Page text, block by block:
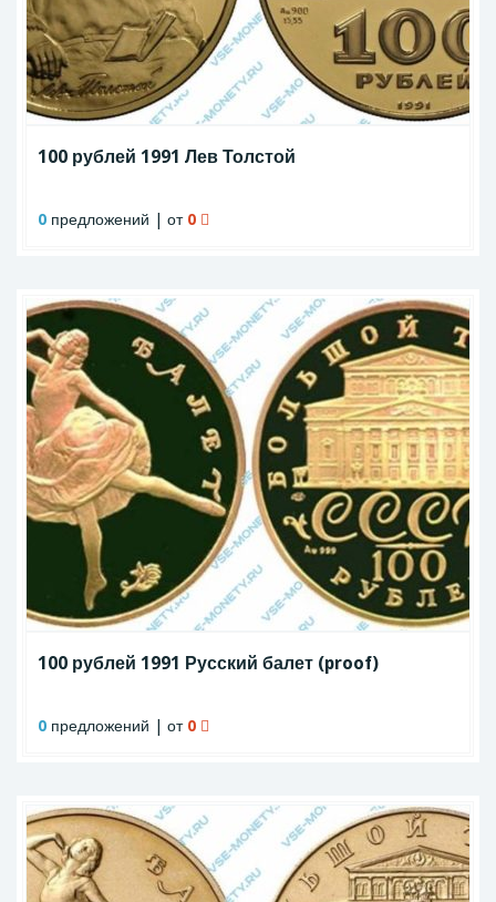
100 рублей 1991 Лев Толстой
0 предложений | от 0
100 рублей 1991 Русский балет (proof)
0 предложений | от 0